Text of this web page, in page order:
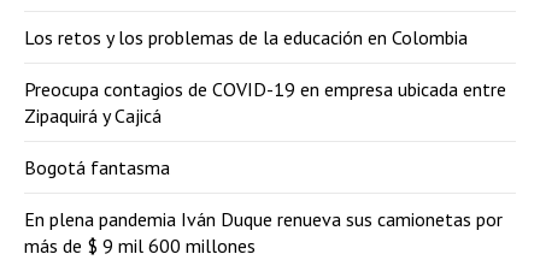
Los retos y los problemas de la educación en Colombia
Preocupa contagios de COVID-19 en empresa ubicada entre
Zipaquirá y Cajicá
Bogotá fantasma
En plena pandemia Iván Duque renueva sus camionetas por
más de $ 9 mil 600 millones